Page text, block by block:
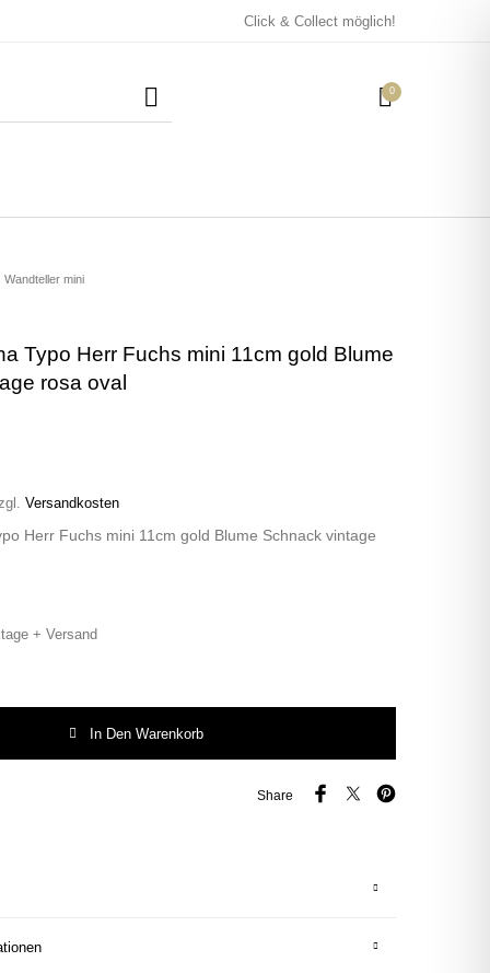
Click & Collect möglich!
0
Wandteller mini
Typo Herr Fuchs mini 11cm gold Blume
rosa oval
Versandkosten
Herr Fuchs mini 11cm gold Blume Schnack vintage
+ Versand
In Den Warenkorb
Share